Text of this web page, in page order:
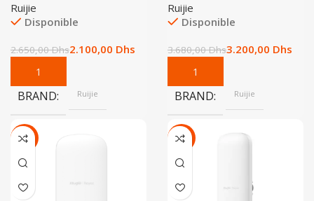
Ruijie
Disponible
2.650,00Dhs2.100,00 Dhs
BRAND Ruijie
Ruijie
Disponible
3.680,00Dhs3.200,00 Dhs
BRAND Ruijie
-38% -24%